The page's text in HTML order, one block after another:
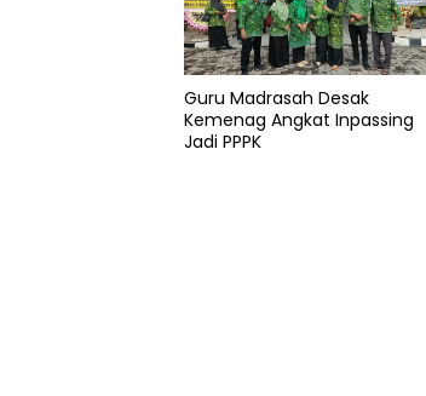
Guru Madrasah Desak
Kemenag Angkat Inpassing
Jadi PPPK